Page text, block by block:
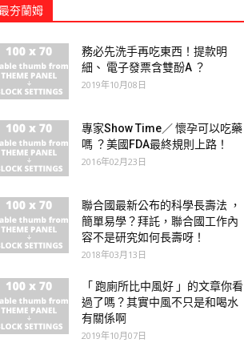
夯蘭姆
務必先洗手再吃東西！提款明
細、 電子發票含雙酚A ？
2019年10月08日
專家Show Time／ 懷孕可以吃藥
嗎 ？美國FDA最終規則上路！
2016年02月23日
聯合國最新公布的科學長壽法 ，
簡單易學？拜託，聯合國工作內
容不是研究如何長壽呀！
2018年03月13日
「 跑廁所比中風好 」的文章你看
過了嗎？其實中風不只是和喝水
有關係啊
2019年10月07日